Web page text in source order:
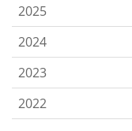
2025
2024
2023
2022